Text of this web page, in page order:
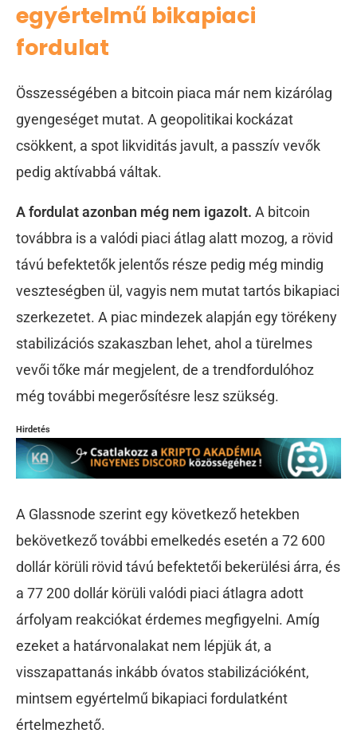
egyértelmű bikapiaci
fordulat
Összességében a bitcoin piaca már nem kizárólag
gyengeséget mutat. A geopolitikai kockázat
csökkent, a spot likviditás javult, a passzív vevők
pedig aktívabbá váltak.
A fordulat azonban még nem igazolt. A bitcoin
továbbra is a valódi piaci átlag alatt mozog, a rövid
távú befektetők jelentős része pedig még mindig
veszteségben ül, vagyis nem mutat tartós bikapiaci
szerkezetet. A piac mindezek alapján egy törékeny
stabilizációs szakaszban lehet, ahol a türelmes
vevői tőke már megjelent, de a trendfordulóhoz
még további megerősítésre lesz szükség.
Hirdetés
A Glassnode szerint egy következő hetekben
bekövetkező további emelkedés esetén a 72 600
dollár körüli rövid távú befektetői bekerülési árra, és
a 77 200 dollár körüli valódi piaci átlagra adott
árfolyam reakciókat érdemes megfigyelni. Amíg
ezeket a határvonalakat nem lépjük át, a
visszapattanás inkább óvatos stabilizációként,
mintsem egyértelmű bikapiaci fordulatként
értelmezhető.